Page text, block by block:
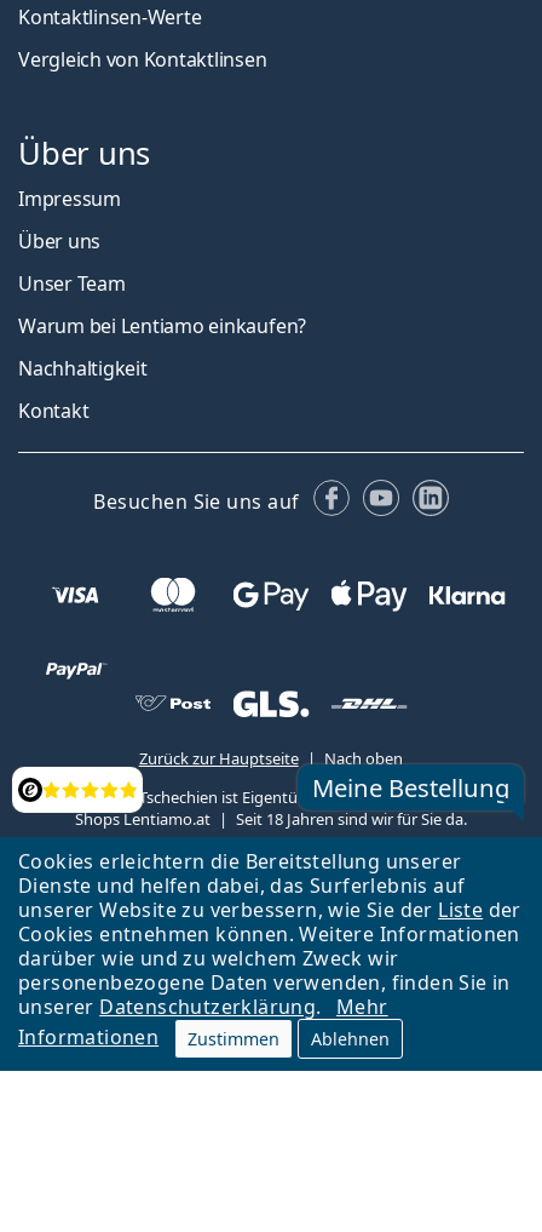
Cookies erleichtern die Bereitstellung unserer
Dienste und helfen dabei, das Surferlebnis auf
unserer Website zu verbessern, wie Sie der Liste der
Cookies entnehmen können. Weitere Informationen
darüber wie und zu welchem Zweck wir
personenbezogene Daten verwenden, finden Sie in
unserer Datenschutzerklärung.
Mehr
Informationen
Zustimmen Ablehnen
Bewertung Meine Bestellung
Kontaktlinsen-Werte
Vergleich von Kontaktlinsen
Über uns
Impressum
Über uns
Unser Team
Warum bei Lentiamo einkaufen?
Nachhaltigkeit
Kontakt
Besuchen Sie uns auf Facebook
YouTubeLinkedIn
Zurück zur Hauptseite
Nach oben
Lentiamo s.r.o., Tschechien ist Eigentümer und Betreiber des Online-
Shops Lentiamo.at
Seit 18 Jahren sind wir für Sie da.